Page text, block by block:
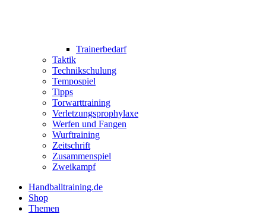
Trainerbedarf
Taktik
Technikschulung
Tempospiel
Tipps
Torwarttraining
Verletzungsprophylaxe
Werfen und Fangen
Wurftraining
Zeitschrift
Zusammenspiel
Zweikampf
Handballtraining.de
Shop
Themen